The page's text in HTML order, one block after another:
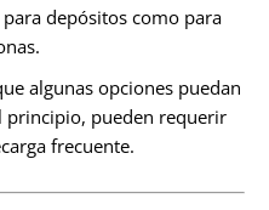
depósitos como para
algunas opciones puedan
principio, pueden requerir
frecuente.